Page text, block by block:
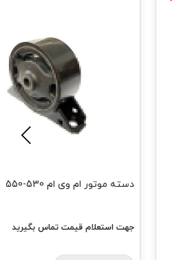
دسته موتور ام وی ام 530-550 جلو HAMco
جهت استعلام قیمت تماس بگیرید